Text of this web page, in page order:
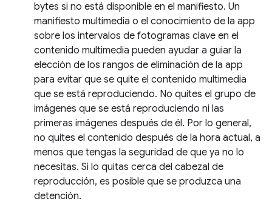
bytes si no está disponible en el manifiesto. Un
manifiesto multimedia o el conocimiento de la app
sobre los intervalos de fotogramas clave en el
contenido multimedia pueden ayudar a guiar la
elección de los rangos de eliminación de la app
para evitar que se quite el contenido multimedia
que se está reproduciendo. No quites el grupo de
imágenes que se está reproduciendo ni las
primeras imágenes después de él. Por lo general,
no quites el contenido después de la hora actual, a
menos que tengas la seguridad de que ya no lo
necesitas. Si lo quitas cerca del cabezal de
reproducción, es posible que se produzca una
detención.